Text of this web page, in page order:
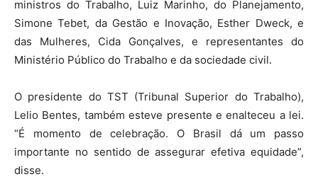
ministros do Trabalho, Luiz Marinho, do Planejamento,
Simone Tebet, da Gestão e Inovação, Esther Dweck, e
das Mulheres, Cida Gonçalves, e representantes do
Ministério Público do Trabalho e da sociedade civil.
O presidente do TST (Tribunal Superior do Trabalho),
Lelio Bentes, também esteve presente e enalteceu a lei.
“É momento de celebração. O Brasil dá um passo
importante no sentido de assegurar efetiva equidade”,
disse.